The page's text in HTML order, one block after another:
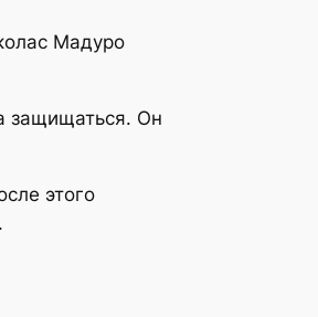
Мадуро
защищаться. Он
этого